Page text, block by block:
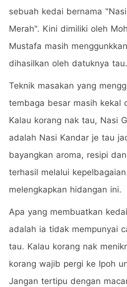
sebuah kedai bernama
Merah". Kini dimiliki oleh
Mustafa masih
dihasilkan oleh datuknya tau.
Teknik masakan yang
tembaga besar masih kekal
Kalau korang nak tau, Nasi
adalah Nasi Kandar je tau
bayangkan aroma, resipi
terhasil melalui
melengkapkan hidangan ini.
Apa yang membuatkan
adalah ia tidak mempunyai
tau. Kalau korang nak
korang wajib pergi ke Ipoh
Jangan tertipu dengan